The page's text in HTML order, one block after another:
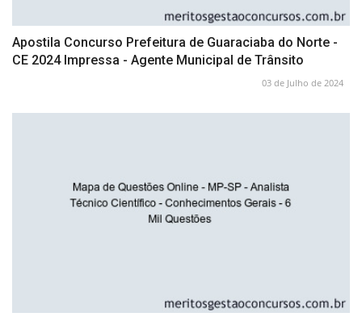
Apostila Concurso Prefeitura de Guaraciaba do Norte -
CE 2024 Impressa - Agente Municipal de Trânsito
03 de Julho de 2024